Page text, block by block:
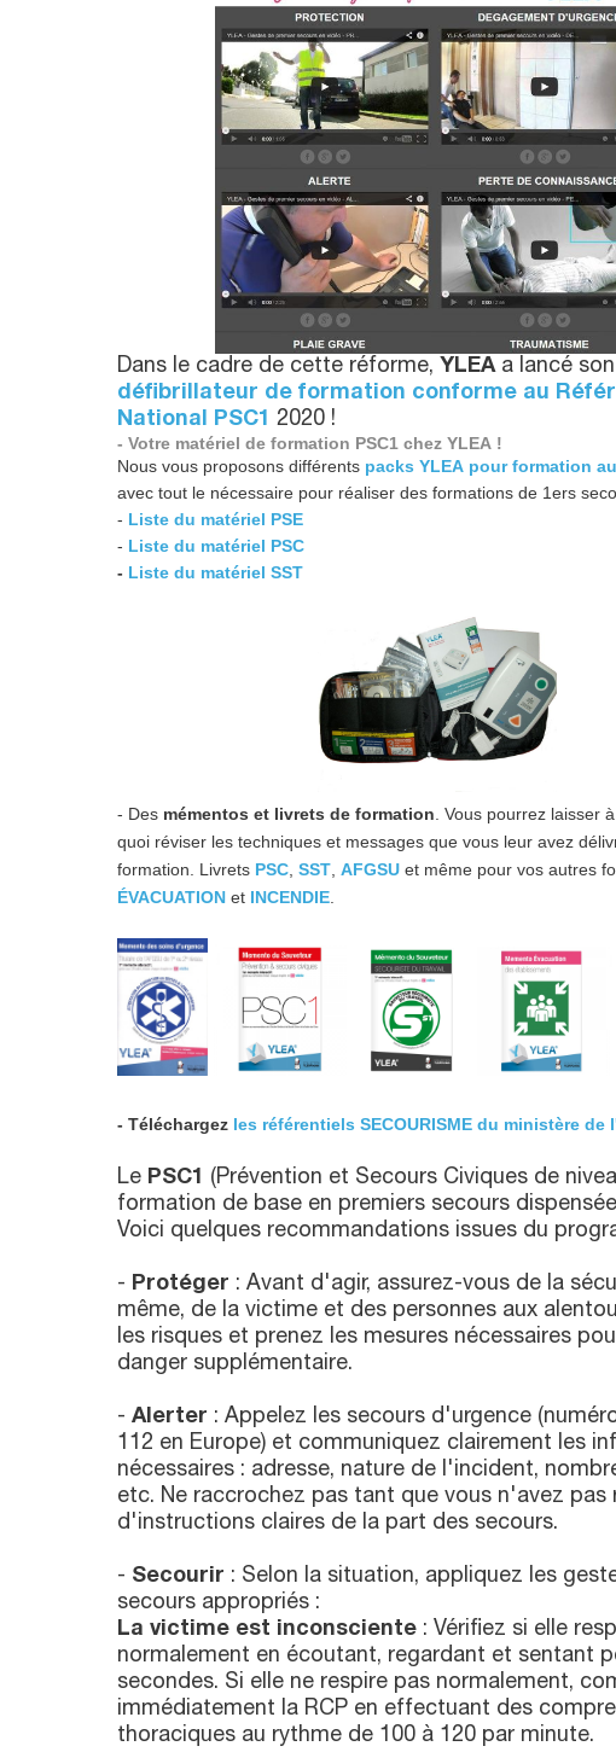
Dans le cadre de cette réforme, YLEAa lancé son
défibrillateur de formation conforme au
National PSC1 2020 !
- Votre matériel de formation PSC1 chez YLEA !
Nous vous proposons différents packs YLEA pour formation
avec tout le nécessaire pour réaliser des formations de 1ers
- Liste du matériel PSE
- Liste du matériel PSC
- Liste du matériel SST
- Des mémentos et livrets de formation. Vous pourrez laisser
quoi réviser les techniques et messages que vous leur avez
formation. Livrets PSC, SST, AFGSU et même pour vos autres
ÉVACUATION et INCENDIE.
- Téléchargez les référentiels SECOURISME du ministère de
Le PSC1 (Prévention et Secours Civiques de
formation de base en premiers secours
Voici quelques recommandations issues du
- Protéger : Avant d'agir, assurez-vous de la
même, de la victime et des personnes aux
les risques et prenez les mesures nécessaires
danger supplémentaire.
- Alerter : Appelez les secours d'urgence
112 en Europe) et communiquez clairement les
nécessaires : adresse, nature de l'incident,
etc. Ne raccrochez pas tant que vous n'avez pas
d'instructions claires de la part des secours.
- Secourir : Selon la situation, appliquez les
secours appropriés :
La victime est inconsciente : Vérifiez si elle
normalement en écoutant, regardant et sentant
secondes. Si elle ne respire pas normalement,
immédiatement la RCP en effectuant des
thoraciques au rythme de 100 à 120 par minute.